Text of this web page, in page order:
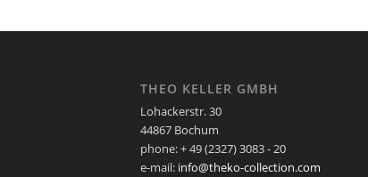
THEO KELLER GMBH
Lohackerstr. 30
44867 Bochum
phone: + 49 (2327) 3083 - 20
e-mail: info@theko-collection.com